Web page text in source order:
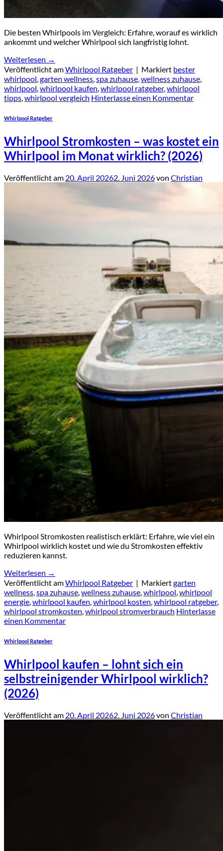
Die besten Whirlpools im Vergleich: Erfahre, worauf es wirklich
ankommt und welcher Whirlpool sich langfristig lohnt.
Weiterlesen →
Veröffentlicht amWhirlpool Ratgeber | Markiert bester
whirlpool,garten wellness,spa zuhause,wellness zuhause,
whirlpool,whirlpool kaufen,whirlpool ratgeber,whirlpool
tipps,whirlpool vergleich Hinterlasse einen Kommentar
Whirlpool Ratgeber
Whirlpool Stromkosten – was kostet ein
Whirlpool im Monat wirklich? (2026)
Veröffentlicht am 20. April 20262. Juni 2026von Christian
Whirlpool Stromkosten realistisch erklärt: Erfahre, wie viel ein
Whirlpool wirklich kostet und wie du Stromkosten effektiv
reduzieren kannst.
Weiterlesen →
Veröffentlicht amWhirlpool Ratgeber | Markiertgarten
wellness,spa zuhause,wellness zuhause,whirlpool,whirlpool
energie,whirlpool kaufen,whirlpool kosten,whirlpool ratgeber,
whirlpool stromkosten,whirlpool stromverbrauch Hinterlasse
einen Kommentar
Whirlpool Ratgeber
Whirlpool kaufen – lohnt sich ein
selbstreinigender Whirlpool wirklich?
(2026)
Veröffentlicht am 20. April 20262. Juni 2026von Christian